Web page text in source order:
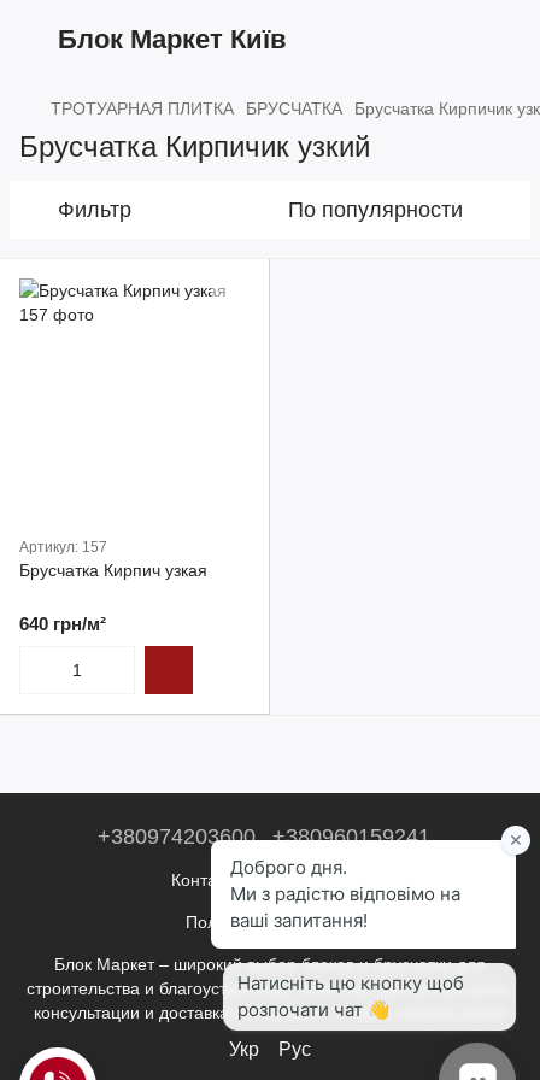
Блок Маркет Київ
ТРОТУАРНАЯ ПЛИТКА БРУСЧАТКА Брусчатка Кирпичик
Брусчатка Кирпичик узкий
Фильтр По популярности
Артикул: 157
Брусчатка Кирпич узкая
640 грн/м²
+380974203600 +380960159241
Контактная информация
Полная версия сайта
Блок Маркет – широкий выбор блоков и брусчатки для
строительства и благоустройства. Качество, доступные цены,
консультации и доставка по Украине. С нами строить легко!
Укр Рус